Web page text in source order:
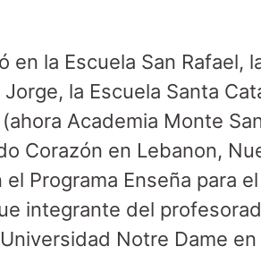
la Escuela San Rafael,
la Escuela Santa
Academia Monte
Corazón en Lebanon,
Programa Enseña para
integrante del
Notre Dame